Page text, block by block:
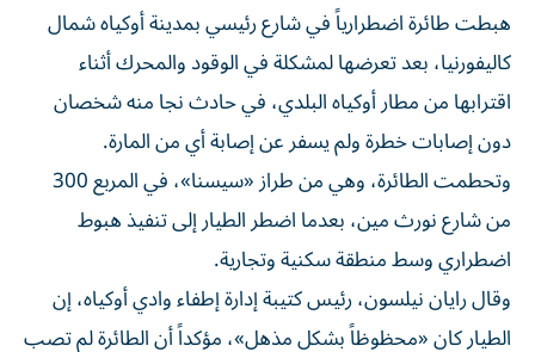
هبطت طائرة اضطرارياً في شارع رئيسي بمدينة أوكياه شمال
كاليفورنيا، بعد تعرضها لمشكلة في الوقود والمحرك أثناء
اقترابها من مطار أوكياه البلدي، في حادث نجا منه شخصان
دون إصابات خطرة ولم يسفر عن إصابة أي من المارة.
وتحطمت الطائرة، وهي من طراز «سيسنا»، في المربع 300
من شارع نورث مين، بعدما اضطر الطيار إلى تنفيذ هبوط
اضطراري وسط منطقة سكنية وتجارية.
وقال رايان نيلسون، رئيس كتيبة إدارة إطفاء وادي أوكياه، إن
الطيار كان «محظوظاً بشكل مذهل»، مؤكداً أن الطائرة لم تصب